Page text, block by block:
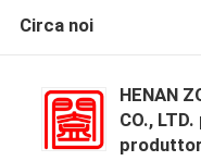
Circa noi
HENAN
CO.,